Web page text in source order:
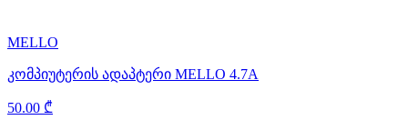
MELLO
კომპიუტერის ადაპტერი MELLO 4.7A
50.00 ₾